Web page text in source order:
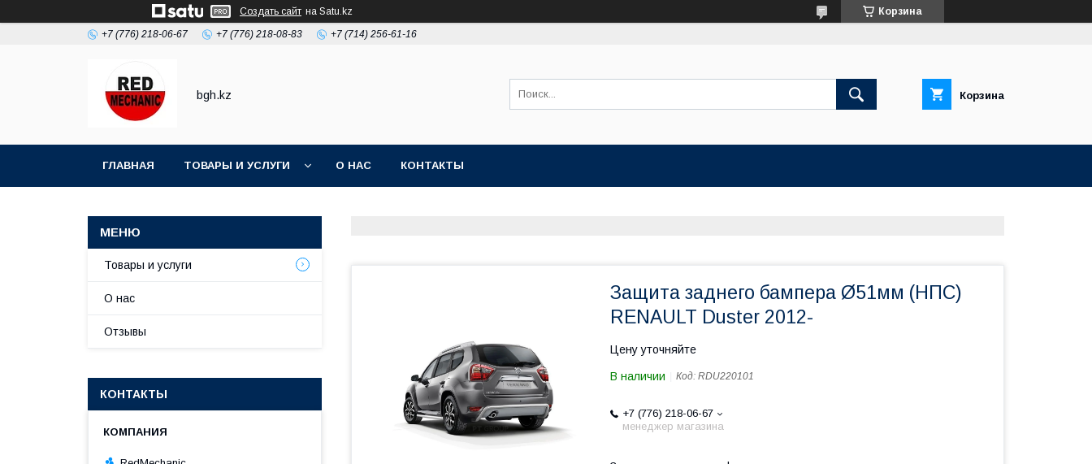
Создать сайт на Satu.kz Корзина
+7 (776) 218-06-67 +7 (776) 218-08-83 +7 (714) 256-61-16
bgh.kz Корзина
ГЛАВНАЯ ТОВАРЫ И УСЛУГИ О НАС КОНТАКТЫ
Защита заднего бампера Ø51мм (НПС)
RENAULT Duster 2012-
Цену уточняйте
В наличии Код: RDU220101
+7 (776) 218-06-67
менеджер магазина
Товары и услуги
О нас
Отзывы
КОНТАКТЫ